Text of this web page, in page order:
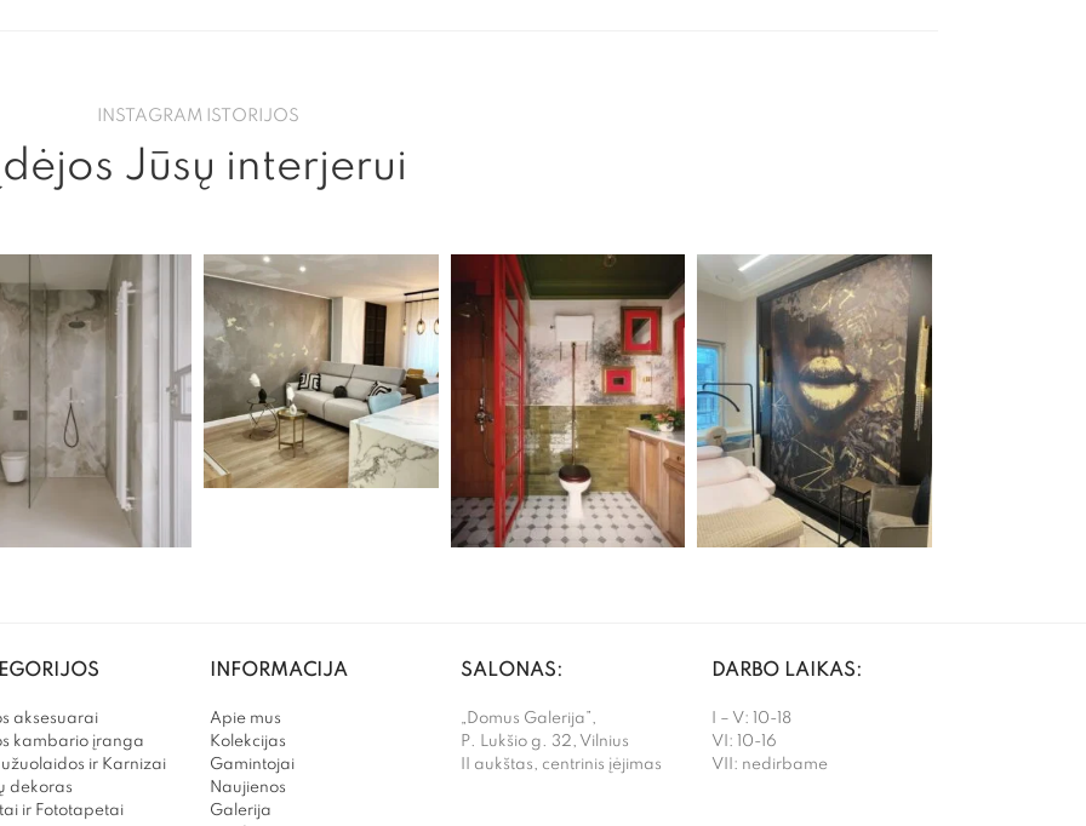
INSTAGRAM ISTORIJOS
Jūsų interjerui
aksesuarai
kambario įranga
užuolaidos ir Karnizai
dekoras
ir Fototapetai
INFORMACIJA
Apie mus
Kolekcijas
Gamintojai
Naujienos
Galerija
SALONAS:
„Domus Galerija”,
P. Lukšio g. 32, Vilnius
II aukštas, centrinis įėjimas
DARBO LAIKAS:
I – V: 10-18
VI: 10-16
VII: nedirbame